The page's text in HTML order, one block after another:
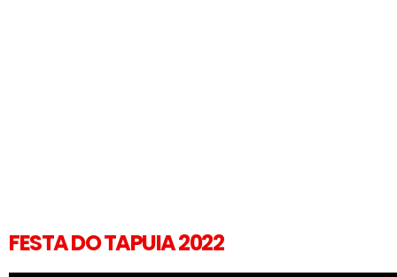
FESTA DO TAPUIA 2022